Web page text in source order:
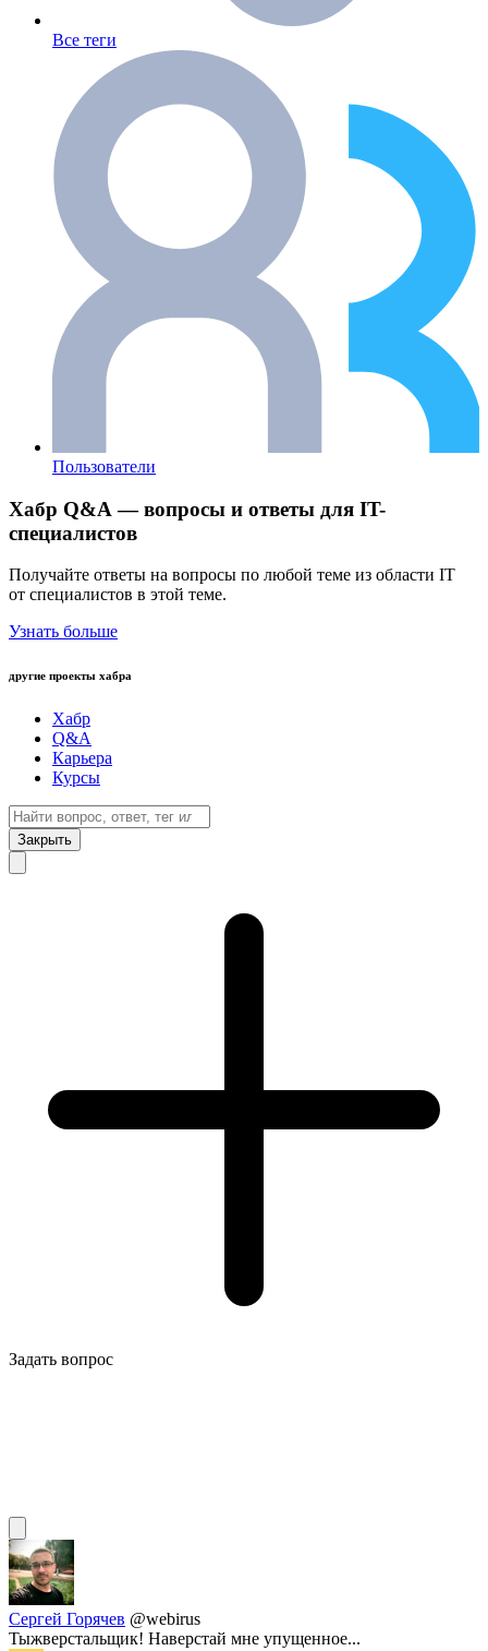
Все теги
Пользователи
Хабр Q&A — вопросы и ответы для IT-
специалистов
Получайте ответы на вопросы по любой теме из области IT
от специалистов в этой теме.
Узнать больше
другие проекты хабра
Хабр
Q&A
Карьера
Курсы
Закрыть
Задать вопрос
Сергей Горячев @webirus
Тыжверстальщик! Наверстай мне упущенное...